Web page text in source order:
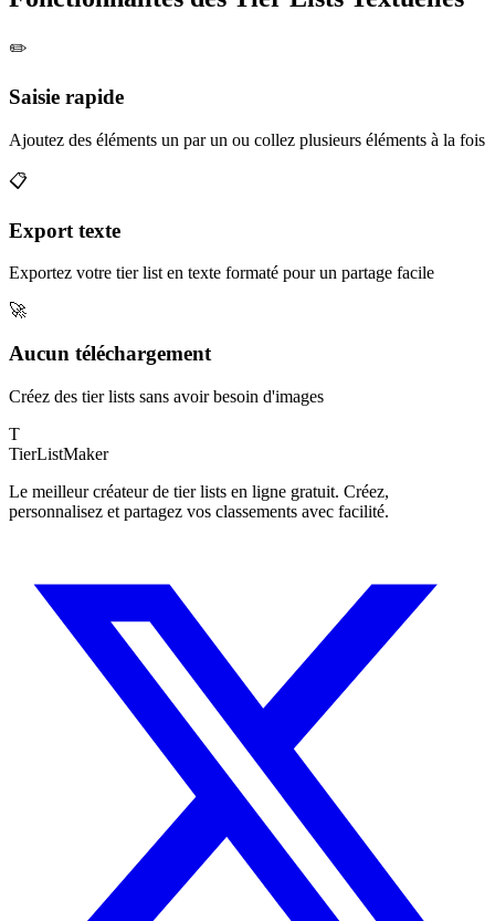
✏️
Saisie rapide
Ajoutez des éléments un par un ou collez plusieurs éléments à la fois
📋
Export texte
Exportez votre tier list en texte formaté pour un partage facile
🚀
Aucun téléchargement
Créez des tier lists sans avoir besoin d'images
T
TierListMaker
Le meilleur créateur de tier lists en ligne gratuit. Créez,
personnalisez et partagez vos classements avec facilité.